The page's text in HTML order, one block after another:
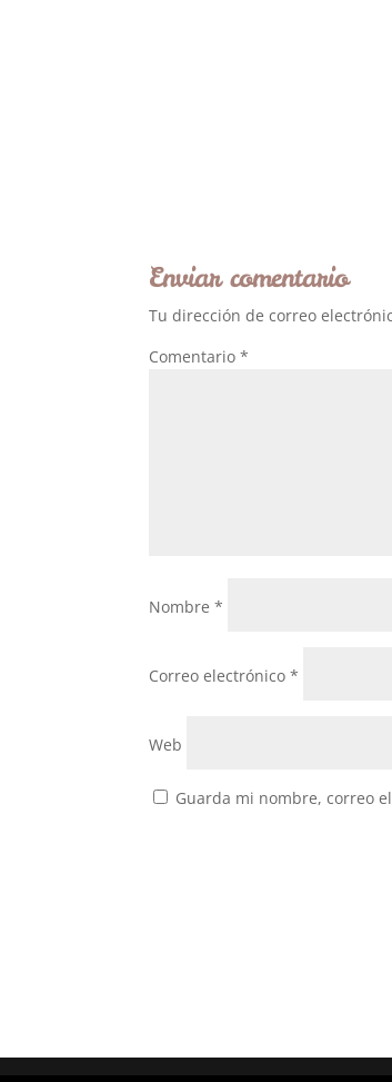
Enviar comentario
Tu dirección de correo
Comentario*
Nombre*
Correo electrónico*
Web
Guarda mi nombre, correo